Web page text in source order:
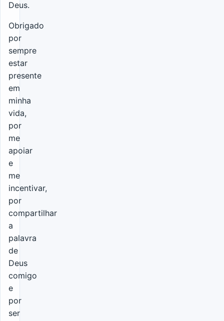
Deus.
Obrigado
por
sempre
estar
presente
em
minha
vida,
por
me
apoiar
e
me
incentivar,
por
compartilhar
a
palavra
de
Deus
comigo
e
por
ser